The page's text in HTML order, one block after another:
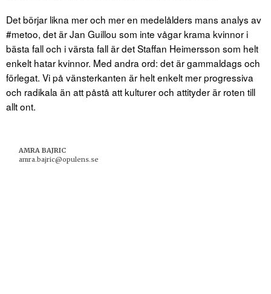
Det börjar likna mer och mer en medelålders mans analys av
#metoo, det är Jan Guillou som inte vågar krama kvinnor i
bästa fall och i värsta fall är det Staffan Heimersson som helt
enkelt hatar kvinnor. Med andra ord: det är gammaldags och
förlegat. Vi på vänsterkanten är helt enkelt mer progressiva
och radikala än att påstå att kulturer och attityder är roten till
allt ont.
AMRA BAJRIC
amra.bajric@opulens.se